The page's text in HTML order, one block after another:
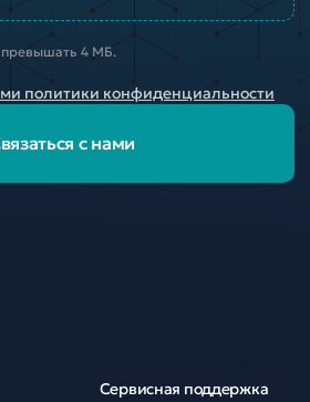
4 МБ.
политики конфиденциальности
с нами
Сервисная поддержка